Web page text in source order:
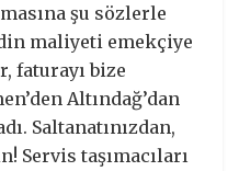
şu sözlerle
maliyeti emekçiye
faturayı bize
Altındağ’dan
Saltanatınızdan,
Servis taşımacıları